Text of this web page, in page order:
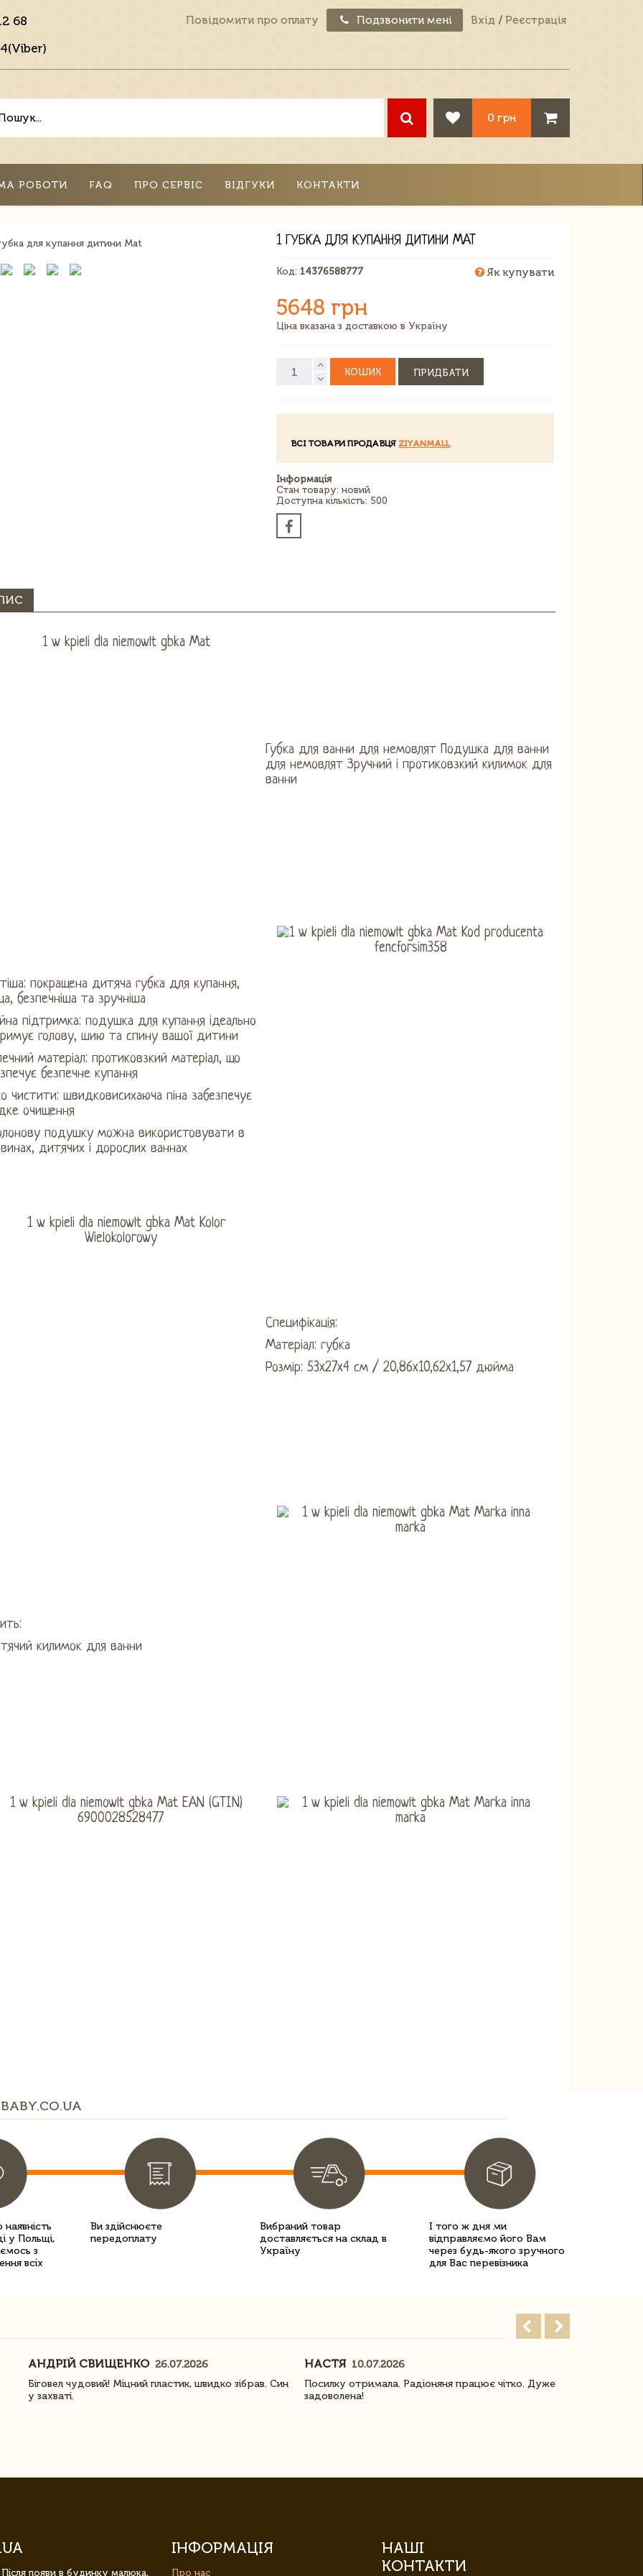
68
Повідомити про оплату Подзвонити мені Вхід / Реєстрація
0 грн
РОБОТИ FAQ ПРО СЕРВІС ВІДГУКИ КОНТАКТИ
1 ГУБКА ДЛЯ КУПАННЯ ДИТИНИ MAT
Код: 14376588777 Як купувати
5648 грн
Ціна вказана з доставкою в Україну
КОШИК ПРИДБАТИ
ВСІ ТОВАРИ ПРОДАВЦЯ ZIYANMALL
Інформація
Стан товару: новий
Доступна кількість: 500
Губка для ванни для немовлят Подушка для ванни
для немовлят Зручний і протиковзкий килимок для
ванни
покращена дитяча губка для купання,
безпечніша та зручніша
підтримка: подушка для купання ідеально
голову, шию та спину вашої дитини
матеріал: протиковзкий матеріал, що
безпечне купання
чистити: швидковисихаюча піна забезпечує
очищення
подушку можна використовувати в
дитячих і дорослих ваннах
Специфікація:
Матеріал: губка
Розмір: 53x27x4 см / 20,86x10,62x1,57 дюйма
килимок для ванни
у Польщі,
з
всіх
Ви здійснюєте
передоплату
Вибраний товар
доставляється на склад в
Україну
І того ж дня ми
відправляємо його Вам
через будь-якого зручного
для Вас перевізника
АНДРІЙ СВИЩЕНКО 26.07.2026
Біговел чудовий! Міцний пластик, швидко зібрав. Син
у захваті.
НАСТЯ 10.07.2026
Посилку отримала. Радіоняня працює чітко. Дуже
задоволена!
появи в будинку малюка,
ІНФОРМАЦІЯ
Про нас
НАШІ
КОНТАКТИ